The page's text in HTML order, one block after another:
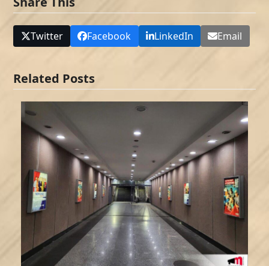
Twitter Facebook LinkedIn Email
Related Posts